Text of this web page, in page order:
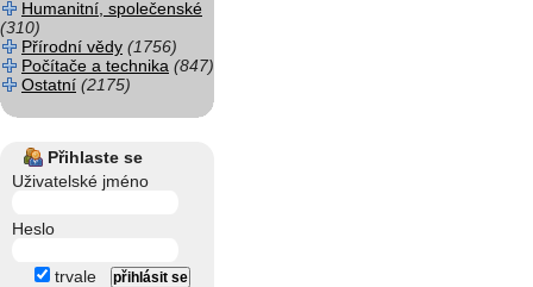
Humanitní, společenské
(310)
Přírodní vědy (1756)
Počítače a technika (847)
Ostatní (2175)
Přihlaste se
Uživatelské jméno
Heslo
trvale